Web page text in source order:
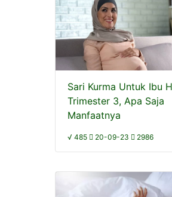
Sari Kurma Untuk Ibu
Trimester 3, Apa Saja
Manfaatnya
√ 485 20-09-23 2986